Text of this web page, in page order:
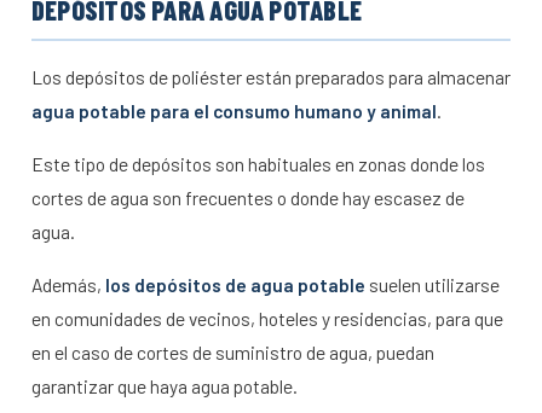
DEPÓSITOS PARA AGUA POTABLE
Los depósitos de poliéster están preparados para almacenar
agua potable para el consumo humano y animal.
Este tipo de depósitos son habituales en zonas donde los
cortes de agua son frecuentes o donde hay escasez de
agua.
Además, los depósitos de agua potable suelen utilizarse
en comunidades de vecinos, hoteles y residencias, para que
en el caso de cortes de suministro de agua, puedan
garantizar que haya agua potable.